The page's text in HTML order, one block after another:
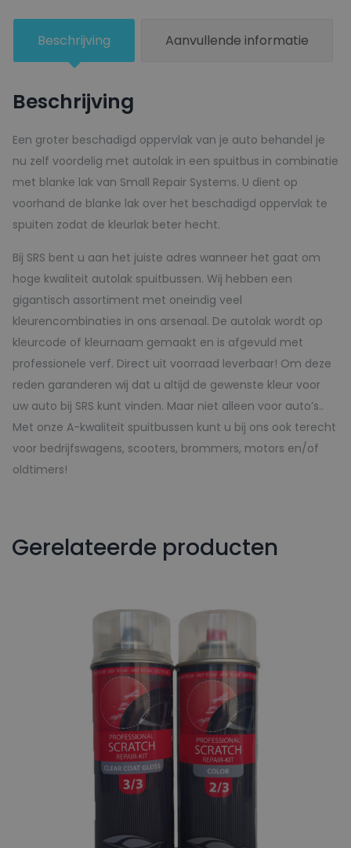
ASPEN
GREEN
-
aantal
Beschrijving Aanvullende informatie
Beschrijving
Een groter beschadigd oppervlak van je auto behandel je
nu zelf voordelig met autolak in een spuitbus in combinatie
met blanke lak van Small Repair Systems. U dient op
voorhand de blanke lak over het beschadigd oppervlak te
spuiten zodat de kleurlak beter hecht.
Bij SRS bent u aan het juiste adres wanneer het gaat om
hoge kwaliteit autolak spuitbussen. Wij hebben een
gigantisch assortiment met oneindig veel
kleurencombinaties in ons arsenaal. De autolak wordt op
kleurcode of kleurnaam gemaakt en is afgevuld met
professionele verf. Direct uit voorraad leverbaar! Om deze
reden garanderen wij dat u altijd de gewenste kleur voor
uw auto bij SRS kunt vinden. Maar niet alleen voor auto’s..
Met onze A-kwaliteit spuitbussen kunt u bij ons ook terecht
voor bedrijfswagens, scooters, brommers, motors en/of
oldtimers!
Gerelateerde producten